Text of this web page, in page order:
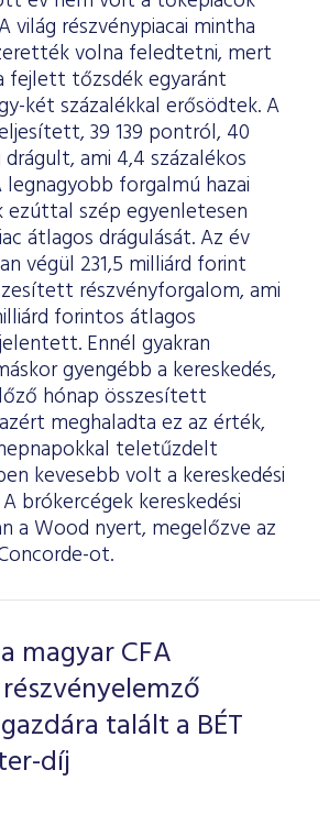
világ részvénypiacai mintha
volna feledtetni, mert
fejlett tőzsdék egyaránt
két százalékkal erősödtek. A
39 139 pontról, 40
ami 4,4 százalékos
forgalmú hazai
ezúttal szép egyenletesen
átlagos drágulását. Az év
végül 231,5 milliárd forint
részvényforgalom, ami
forintos átlagos
Ennél gyakran
gyengébb a kereskedés,
hónap összesített
meghaladta ez az érték,
teletűzdelt
kevesebb volt a kereskedési
brókercégek kereskedési
a Wood nyert, megelőzve az
ot.
magyar CFA
talált a BÉT
díj